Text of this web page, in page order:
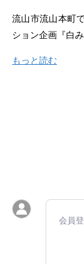
流山市流山本町
ション企画『白
もっと読む
会員